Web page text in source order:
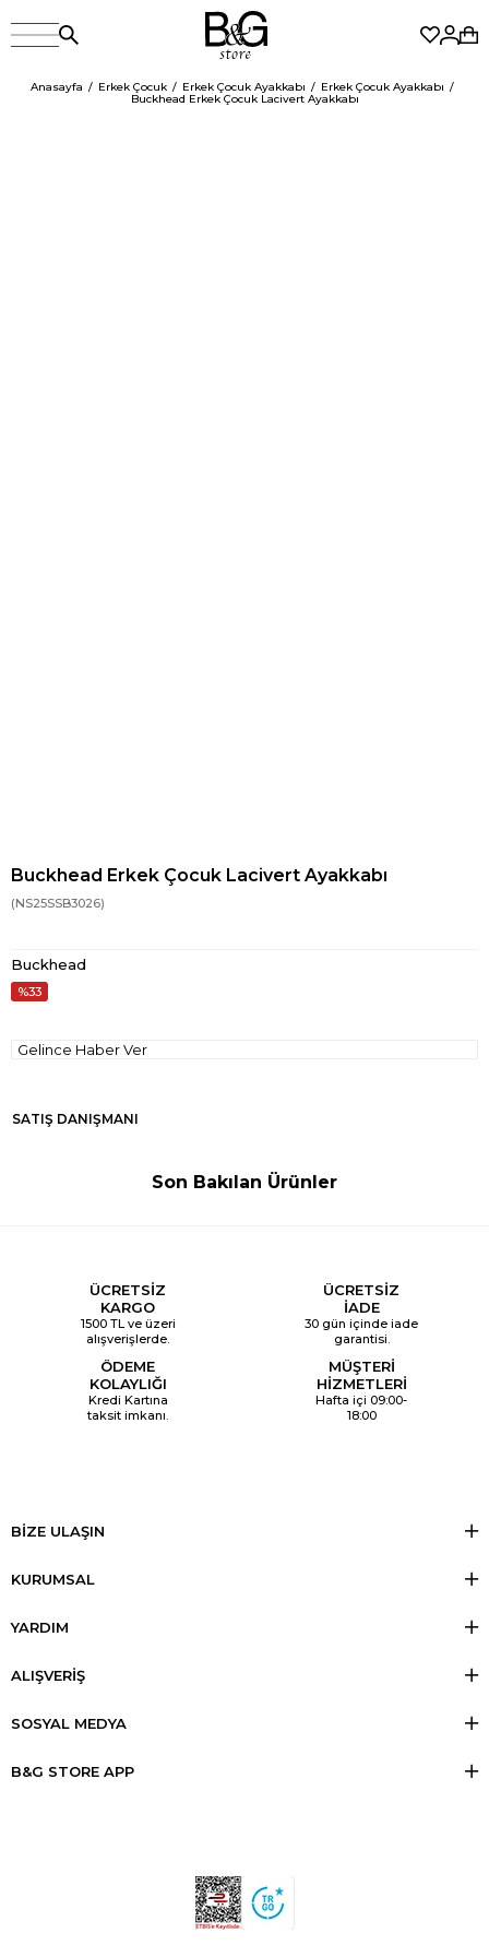
Anasayfa Erkek Çocuk Erkek Çocuk Ayakkabı
Erkek Çocuk Ayakkabı
Buckhead Erkek Çocuk Lacivert Ayakkabı
Buckhead Erkek Çocuk Lacivert Ayakkabı
(NS25SSB3026)
Buckhead
33
Gelince Haber Ver
SATIŞ DANIŞMANI
Son Bakılan Ürünler
ÜCRETSİZ
KARGO
1500 TL ve üzeri
alışverişlerde.
ÜCRETSİZ
İADE
30 gün içinde iade
garantisi.
ÖDEME
KOLAYLIĞI
Kredi Kartına
taksit imkanı.
MÜŞTERİ
HİZMETLERİ
Hafta içi 09:00-
18:00
BİZE ULAŞIN
KURUMSAL
YARDIM
ALIŞVERİŞ
SOSYAL MEDYA
B&G STORE APP